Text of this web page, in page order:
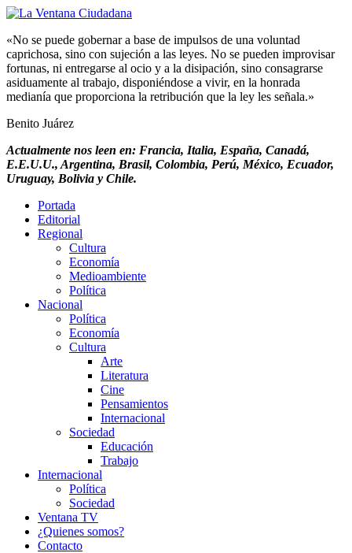
«No se puede gobernar a base de impulsos de una voluntad
caprichosa, sino con sujeción a las leyes. No se pueden improvisar
fortunas, ni entregarse al ocio y a la disipación, sino consagrarse
asiduamente al trabajo, disponiéndose a vivir, en la honrada
medianía que proporciona la retribución que la ley les señala.»
Benito Juárez
Actualmente nos leen en: Francia, Italia, España, Canadá,
E.E.U.U., Argentina, Brasil, Colombia, Perú, México, Ecuador,
Uruguay, Bolivia y Chile.
Portada
Editorial
Regional
Cultura
Economía
Medioambiente
Política
Nacional
Política
Economía
Cultura
Arte
Literatura
Cine
Pensamientos
Internacional
Sociedad
Educación
Trabajo
Internacional
Política
Sociedad
Ventana TV
¿Quienes somos?
Contacto